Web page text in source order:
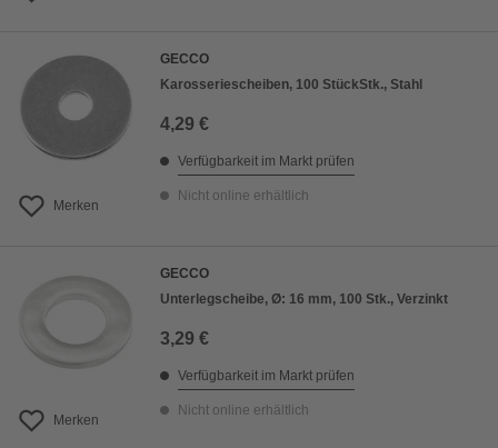
Merken
GECCO
Karosseriescheiben, 100 StückStk., Stahl
4,29 €
Verfügbarkeit im Markt prüfen
Nicht online erhältlich
Merken
GECCO
Unterlegscheibe, Ø: 16 mm, 100 Stk., Verzinkt
3,29 €
Verfügbarkeit im Markt prüfen
Nicht online erhältlich